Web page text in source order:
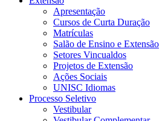
Apresentação
Cursos de Curta Duração
Matrículas
Salão de Ensino e Extensão
Setores Vincualdos
Projetos de Extensão
Ações Sociais
UNISC Idiomas
Processo Seletivo
Vestibular